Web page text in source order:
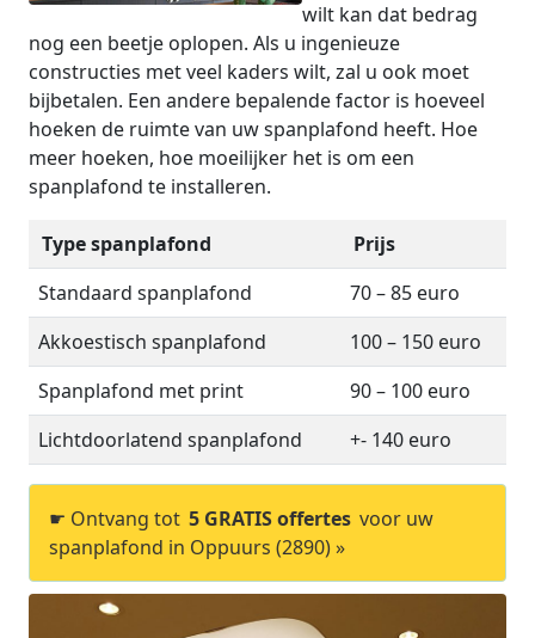
wilt kan dat bedrag
nog een beetje oplopen. Als u ingenieuze
constructies met veel kaders wilt, zal u ook moet
bijbetalen. Een andere bepalende factor is hoeveel
hoeken de ruimte van uw spanplafond heeft. Hoe
meer hoeken, hoe moeilijker het is om een
spanplafond te installeren.
Type spanplafond
Prijs
Standaard spanplafond
70 – 85 euro
Akkoestisch spanplafond
100 – 150 euro
Spanplafond met print
90 – 100 euro
Lichtdoorlatend spanplafond
+- 140 euro
☛ Ontvang tot 5 GRATIS offertes voor uw
spanplafond in Oppuurs (2890) »